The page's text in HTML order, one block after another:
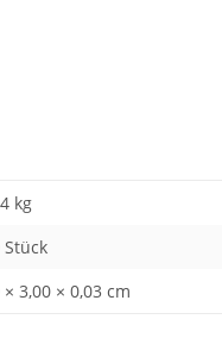
kg
Stück
× 3,00 × 0,03 cm